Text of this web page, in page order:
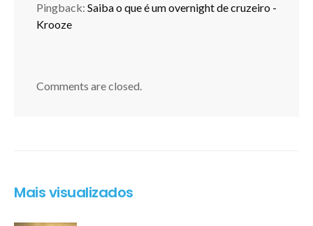
Pingback: Saiba o que é um overnight de cruzeiro -
Krooze
Comments are closed.
Mais visualizados